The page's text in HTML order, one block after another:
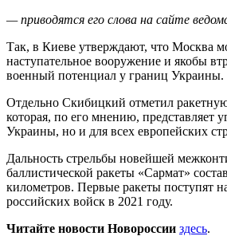
— приводятся его слова на сайте
Так, в Киеве утверждают, что Москва
наступательное вооружение и якобы
военный потенциал у границ Украины.
Отдельно Скибицкий отметил
которая, по его мнению, представляет
Украины, но и для всех европейских
Дальность стрельбы новейшей
баллистической ракеты «Сармат»
километров. Первые ракеты поступят
российских войск в 2021 году.
Читайте новости Новороссии здесь.